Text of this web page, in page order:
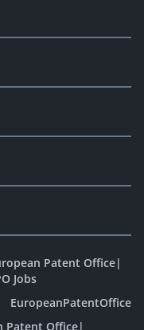
Patent Office|
Jobs
EuropeanPatentOffice
Patent Office|